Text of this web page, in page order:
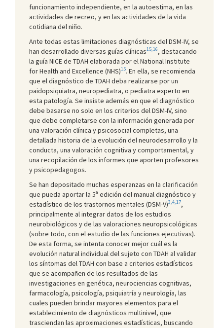
funcionamiento independiente, en la autoestima, en las
actividades de recreo, y en las actividades de la vida
cotidiana del niño.
Ante todas estas limitaciones diagnósticas del DSM-IV, se
han desarrollado diversas guías clínicas15,16, destacando
la guía NICE de TDAH elaborada por el National Institute
for Health and Excellence (NHS)15. En ella, se recomienda
que el diagnóstico de TDAH deba realizarse por un
paidopsiquiatra, neuropediatra, o pediatra experto en
esta patología. Se insiste además en que el diagnóstico
debe basarse no solo en los criterios del DSM-IV, sino
que debe completarse con la información generada por
una valoración clínica y psicosocial completas, una
detallada historia de la evolución del neurodesarrollo y la
conducta, una valoración cognitiva y comportamental, y
una recopilación de los informes que aporten profesores
y psicopedagogos.
Se han depositado muchas esperanzas en la clarificación
que pueda aportar la 5ª edición del manual diagnóstico y
estadístico de los trastornos mentales (DSM-V)3,4,17,
principalmente al integrar datos de los estudios
neurobiológicos y de las valoraciones neuropsicológicas
(sobre todo, con el estudio de las funciones ejecutivas).
De esta forma, se intenta conocer mejor cuál es la
evolución natural individual del sujeto con TDAH al validar
los síntomas del TDAH con base a criterios estadísticos
que se acompañen de los resultados de las
investigaciones en genética, neurociencias cognitivas,
farmacología, psicología, psiquiatría y neurología, las
cuales pueden brindar mayores elementos para el
establecimiento de diagnósticos multinivel, que
trasciendan las aproximaciones estadísticas, buscando